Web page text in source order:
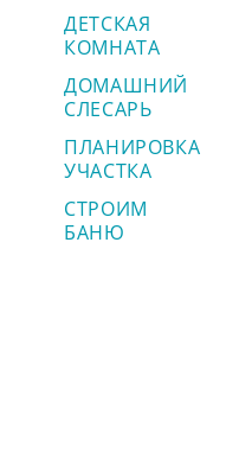
ДЕТСКАЯ
КОМНАТА
ДОМАШНИЙ
СЛЕСАРЬ
ПЛАНИРОВКА
УЧАСТКА
СТРОИМ
БАНЮ